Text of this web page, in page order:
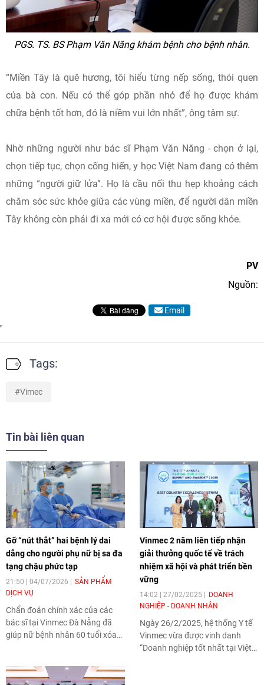
PGS. TS. BS Phạm Văn Năng khám bệnh cho bệnh nhân.
“Miền Tây là quê hương, tôi hiểu từng nếp sống, thói quen
của bà con. Nếu có thể góp phần nhỏ để họ được khám
chữa bệnh tốt hơn, đó là niềm vui lớn nhất”, ông tâm sự.
Nhờ những người như bác sĩ Phạm Văn Năng - chọn ở lại,
chọn tiếp tục, chọn cống hiến, y học Việt Nam đang có thêm
những “người giữ lửa”. Họ là cầu nối thu hẹp khoảng cách
chăm sóc sức khỏe giữa các vùng miền, để người dân miền
Tây không còn phải đi xa mới có cơ hội được sống khỏe.
PV
Nguồn:
Email
Tags:
Vimec
Tin bài liên quan
Gỡ “nút thắt” hai bệnh lý dai
dẳng cho người phụ nữ bị sa đa
tạng chậu phức tạp
21:50 | 04/07/2026
SẢN PHẨM
DỊCH VỤ
Chẩn đoán chính xác của các
bác sĩ tại Vinmec Đà Nẵng đã
giúp nữ bệnh nhân 60 tuổi xóa
ngày.
Vinmec 2 năm liên tiếp nhận
giải thưởng quốc tế về trách
nhiệm xã hội và phát triển bền
vững
14:02 | 27/02/2025
DOANH
NGHIỆP - DOANH NHÂN
Ngày 26/2/2025, hệ thống Y tế
Vinmec vừa được vinh danh
“Doanh nghiệp tốt nhất tại Việt